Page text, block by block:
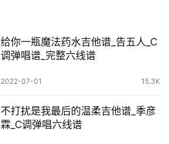
给你一瓶魔法药水吉他谱_告五人_C
调弹唱谱_完整六线谱
2022-07-01 15.3K
不打扰是我最后的温柔吉他谱_季彦
霖_C调弹唱六线谱